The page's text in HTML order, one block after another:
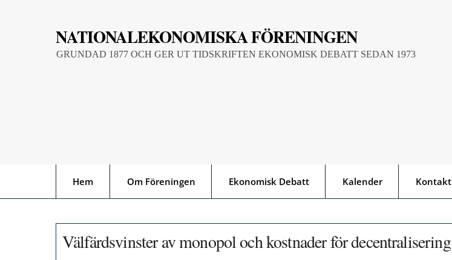
NATIONALEKONOMISKA FÖRENINGEN
GRUNDAD 1877 OCH GER UT TIDSKRIFTEN EKONOMISK DEBATT SEDAN 1973
Hem Om Föreningen Ekonomisk Debatt Kalender Kontakt
Välfärdsvinster av monopol och kostnader för decentralisering